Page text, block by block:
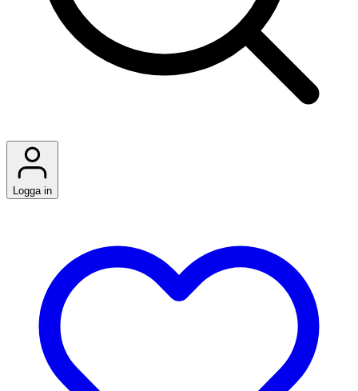
Logga in